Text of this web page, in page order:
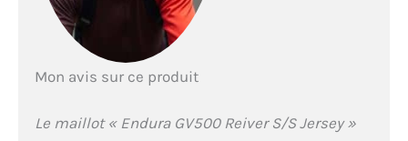
Mon avis sur ce produit
Le maillot « Endura GV500 Reiver S/S Jersey »